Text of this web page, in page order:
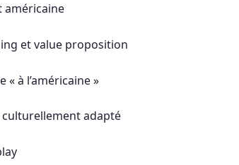
américaine
et value proposition
« à l’américaine »
adapté